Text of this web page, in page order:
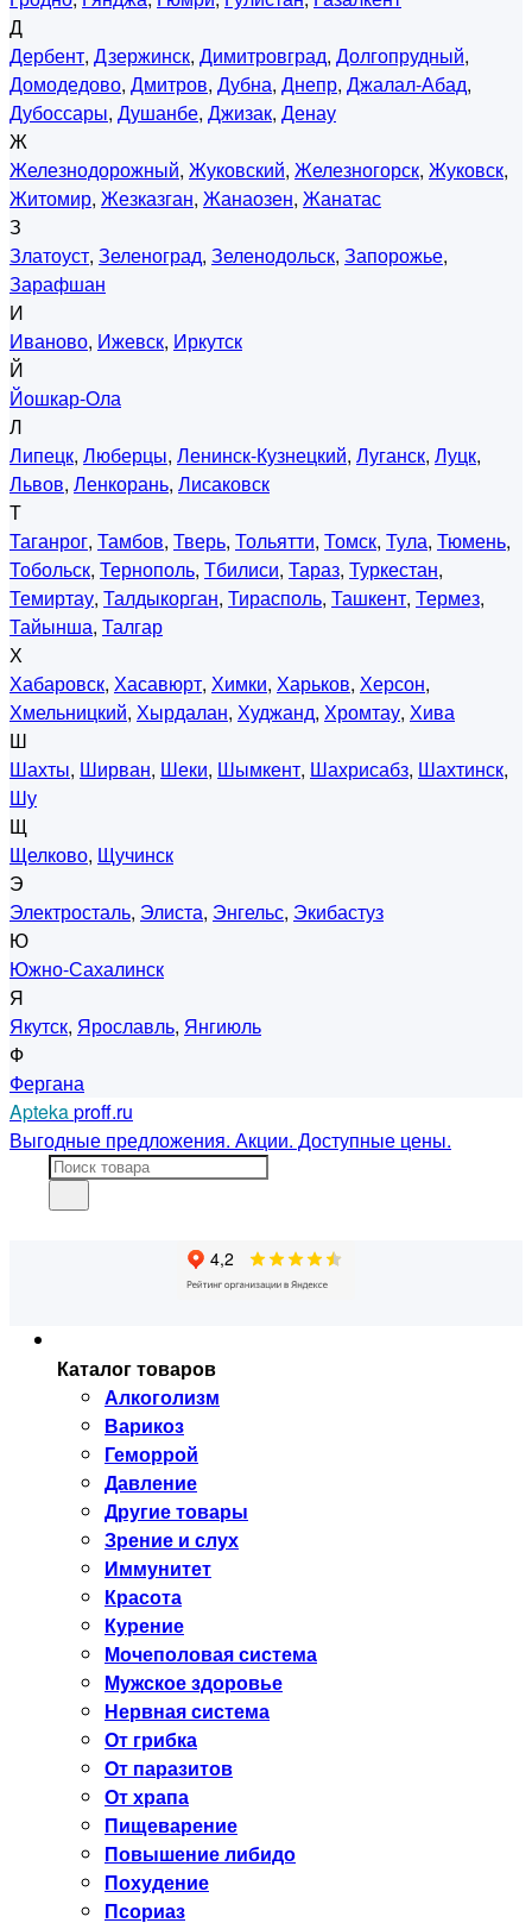
Д
Дербент, Дзержинск, Димитровград, Долгопрудный,
Домодедово, Дмитров, Дубна, Днепр, Джалал-Абад,
Дубоссары, Душанбе, Джизак, Денау
Ж
Железнодорожный, Жуковский, Железногорск, Жуковск,
Житомир, Жезказган, Жанаозен, Жанатас
З
Златоуст, Зеленоград, Зеленодольск, Запорожье,
Зарафшан
И
Иваново, Ижевск, Иркутск
Й
Йошкар-Ола
Л
Липецк, Люберцы, Ленинск-Кузнецкий, Луганск, Луцк,
Львов, Ленкорань, Лисаковск
Т
Таганрог, Тамбов, Тверь, Тольятти, Томск, Тула, Тюмень,
Тобольск, Тернополь, Тбилиси, Тараз, Туркестан,
Темиртау, Талдыкорган, Тирасполь, Ташкент, Термез,
Тайынша, Талгар
Х
Хабаровск, Хасавюрт, Химки, Харьков, Херсон,
Хмельницкий, Хырдалан, Худжанд, Хромтау, Хива
Ш
Шахты, Ширван, Шеки, Шымкент, Шахрисабз, Шахтинск,
Шу
Щ
Щелково, Щучинск
Э
Электросталь, Элиста, Энгельс, Экибастуз
Ю
Южно-Сахалинск
Я
Якутск, Ярославль, Янгиюль
Ф
Фергана
Aptekaproff.ru
Выгодные предложения. Акции. Доступные цены.
Каталог товаров
Алкоголизм
Варикоз
Геморрой
Давление
Другие товары
Зрение и слух
Иммунитет
Красота
Курение
Мочеполовая система
Мужское здоровье
Нервная система
От грибка
От паразитов
От храпа
Пищеварение
Повышение либидо
Похудение
Псориаз